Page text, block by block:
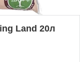
Land 20л